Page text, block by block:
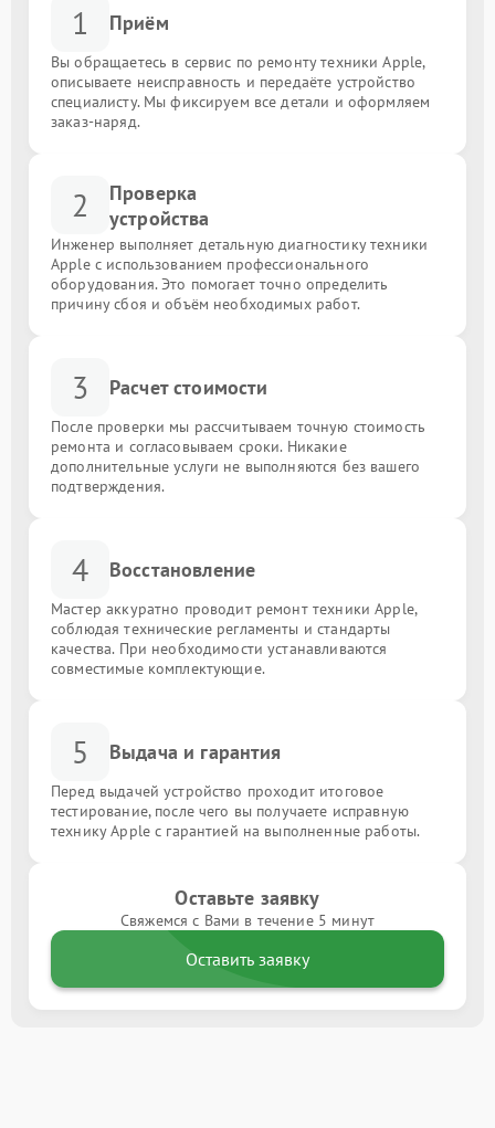
1 Приём
Вы обращаетесь в сервис по ремонту техники Apple,
описываете неисправность и передаёте устройство
специалисту. Мы фиксируем все детали и оформляем
заказ-наряд.
2
Проверка
устройства
Инженер выполняет детальную диагностику техники
Apple с использованием профессионального
оборудования. Это помогает точно определить
причину сбоя и объём необходимых работ.
3 Расчет стоимости
После проверки мы рассчитываем точную стоимость
ремонта и согласовываем сроки. Никакие
дополнительные услуги не выполняются без вашего
подтверждения.
4 Восстановление
Мастер аккуратно проводит ремонт техники Apple,
соблюдая технические регламенты и стандарты
качества. При необходимости устанавливаются
совместимые комплектующие.
5 Выдача и гарантия
Перед выдачей устройство проходит итоговое
тестирование, после чего вы получаете исправную
технику Apple с гарантией на выполненные работы.
Оставьте заявку
Свяжемся с Вами в течение 5 минут
Оставить заявку